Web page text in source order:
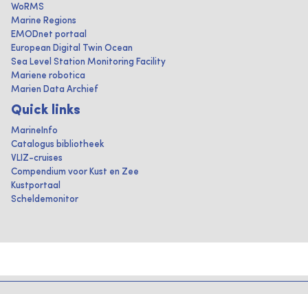
WoRMS
Marine Regions
EMODnet portaal
European Digital Twin Ocean
Sea Level Station Monitoring Facility
Mariene robotica
Marien Data Archief
Quick links
MarineInfo
Catalogus bibliotheek
VLIZ-cruises
Compendium voor Kust en Zee
Kustportaal
Scheldemonitor